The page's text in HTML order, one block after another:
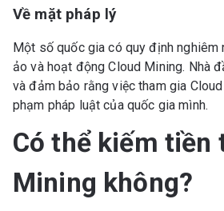
Về mặt pháp lý
Một số quốc gia có quy định nghiêm
ảo và hoạt động Cloud Mining. Nhà
và đảm bảo rằng việc tham gia
phạm pháp luật của quốc gia mình.
Có thể kiếm tiền
Mining không?